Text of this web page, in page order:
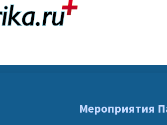
Мероприятия